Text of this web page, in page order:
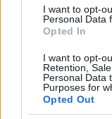
I want to opt-
Personal Data
Opted In
I want to opt-
Retention,
Personal Data
Purposes for
Opted Out
aļģes vienkārši
koši zaļais
Par projektu
Videi draudzīgo